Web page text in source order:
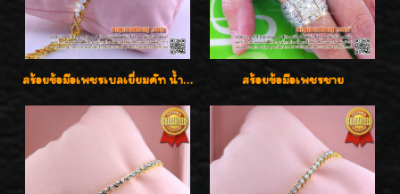
สร้อยข้อมือเพชรเบลเยี่ยมคัท น้ำ 98 F-Color/VVS น้ำหนักเพชร 1.75 กะรัต ตัวเรือนทอง เพชรสวยรูปแบบน่ารัก ใส่สวยมั๊กมากค่ะ สร้อยข้อมือเพชรชาย